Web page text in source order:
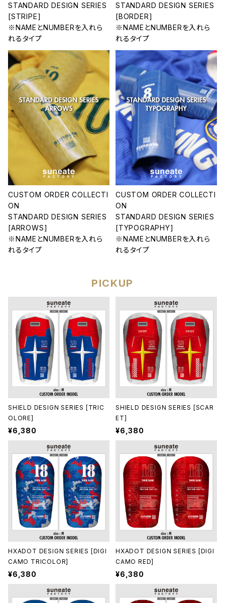
STANDARD DESIGN SERIES
[STRIPE]
※NAMEとNUMBERを入れら
れるタイプ
STANDARD DESIGN SERIES
[BORDER]
※NAMEとNUMBERを入れら
れるタイプ
CUSTOM ORDER COLLECTI
ON
STANDARD DESIGN SERIES
[ARROWS]
※NAMEとNUMBERを入れら
れるタイプ
CUSTOM ORDER COLLECTI
ON
STANDARD DESIGN SERIES
[TYPOGRAPHY]
※NAMEとNUMBERを入れら
れるタイプ
PICKUP
SHIELD DESIGN SERIES [TRIC
OLORE]
¥6,380
SHIELD DESIGN SERIES [SCAR
ET]
¥6,380
HXADOT DESIGN SERIES [DIGI
CAMO TRICOLOR]
¥6,380
HXADOT DESIGN SERIES [DIGI
CAMO RED]
¥6,380